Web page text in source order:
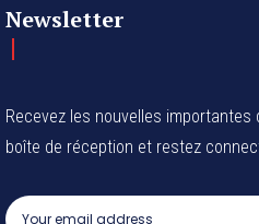
Newsletter
Recevez les nouvelles
boîte de réception et restez